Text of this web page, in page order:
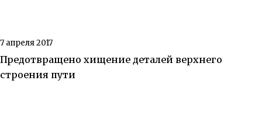
7 апреля 2017
Предотвращено хищение деталей верхнего
строения пути